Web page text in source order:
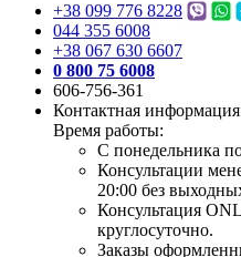
+38 099 776 8228
044 355 6008
+38 067 630 6607
0 800 75 6008
606-756-361
Контактная информация
Время работы:
С понедельника
Консультации
20:00 без
Консультация
круглосуточно.
Заказы